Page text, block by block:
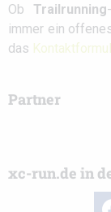
Ob Trailrunning
immer ein
das
Partner
xc-run.de in